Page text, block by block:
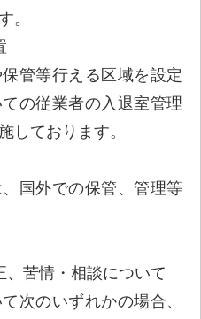
。
管等行える区域を設定
の従業者の入退室管理
しております。
国外での保管、管理等
苦情・相談について
次のいずれかの場合、